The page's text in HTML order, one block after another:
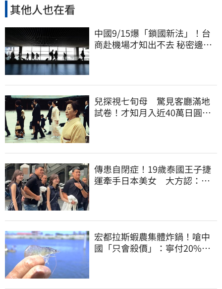
其他人也在看
中國9/15爆「鎖國新法」！台
商赴機場才知出不去 秘密邊控
兒探視七旬母 驚見客廳滿地
試卷！才知月入近40萬日圓
傳患自閉症！19歲泰國王子捷
運牽手日本美女 大方認：
宏都拉斯蝦農集體炸鍋！嗆中
國「只會殺價」：寧付20%關